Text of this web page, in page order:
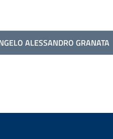
ALESSANDRO GRANATA